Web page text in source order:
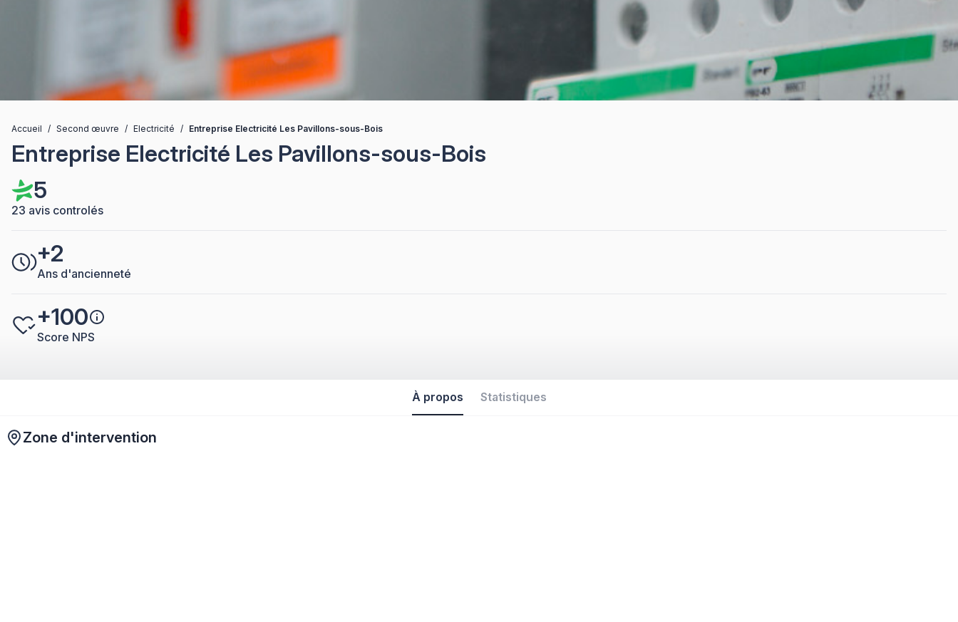
Accueil / Second œuvre / Electricité / Entreprise Electricité Les Pavillons-sous-Bois
Entreprise Electricité Les Pavillons-sous-Bois
5
23 avis controlés
+2
Ans d'ancienneté
+100
Score NPS
À propos Statistiques
Zone d'intervention